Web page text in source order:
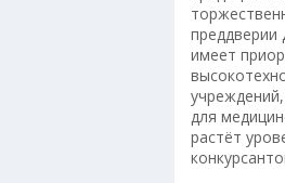
преддверии
имеет
для
растёт